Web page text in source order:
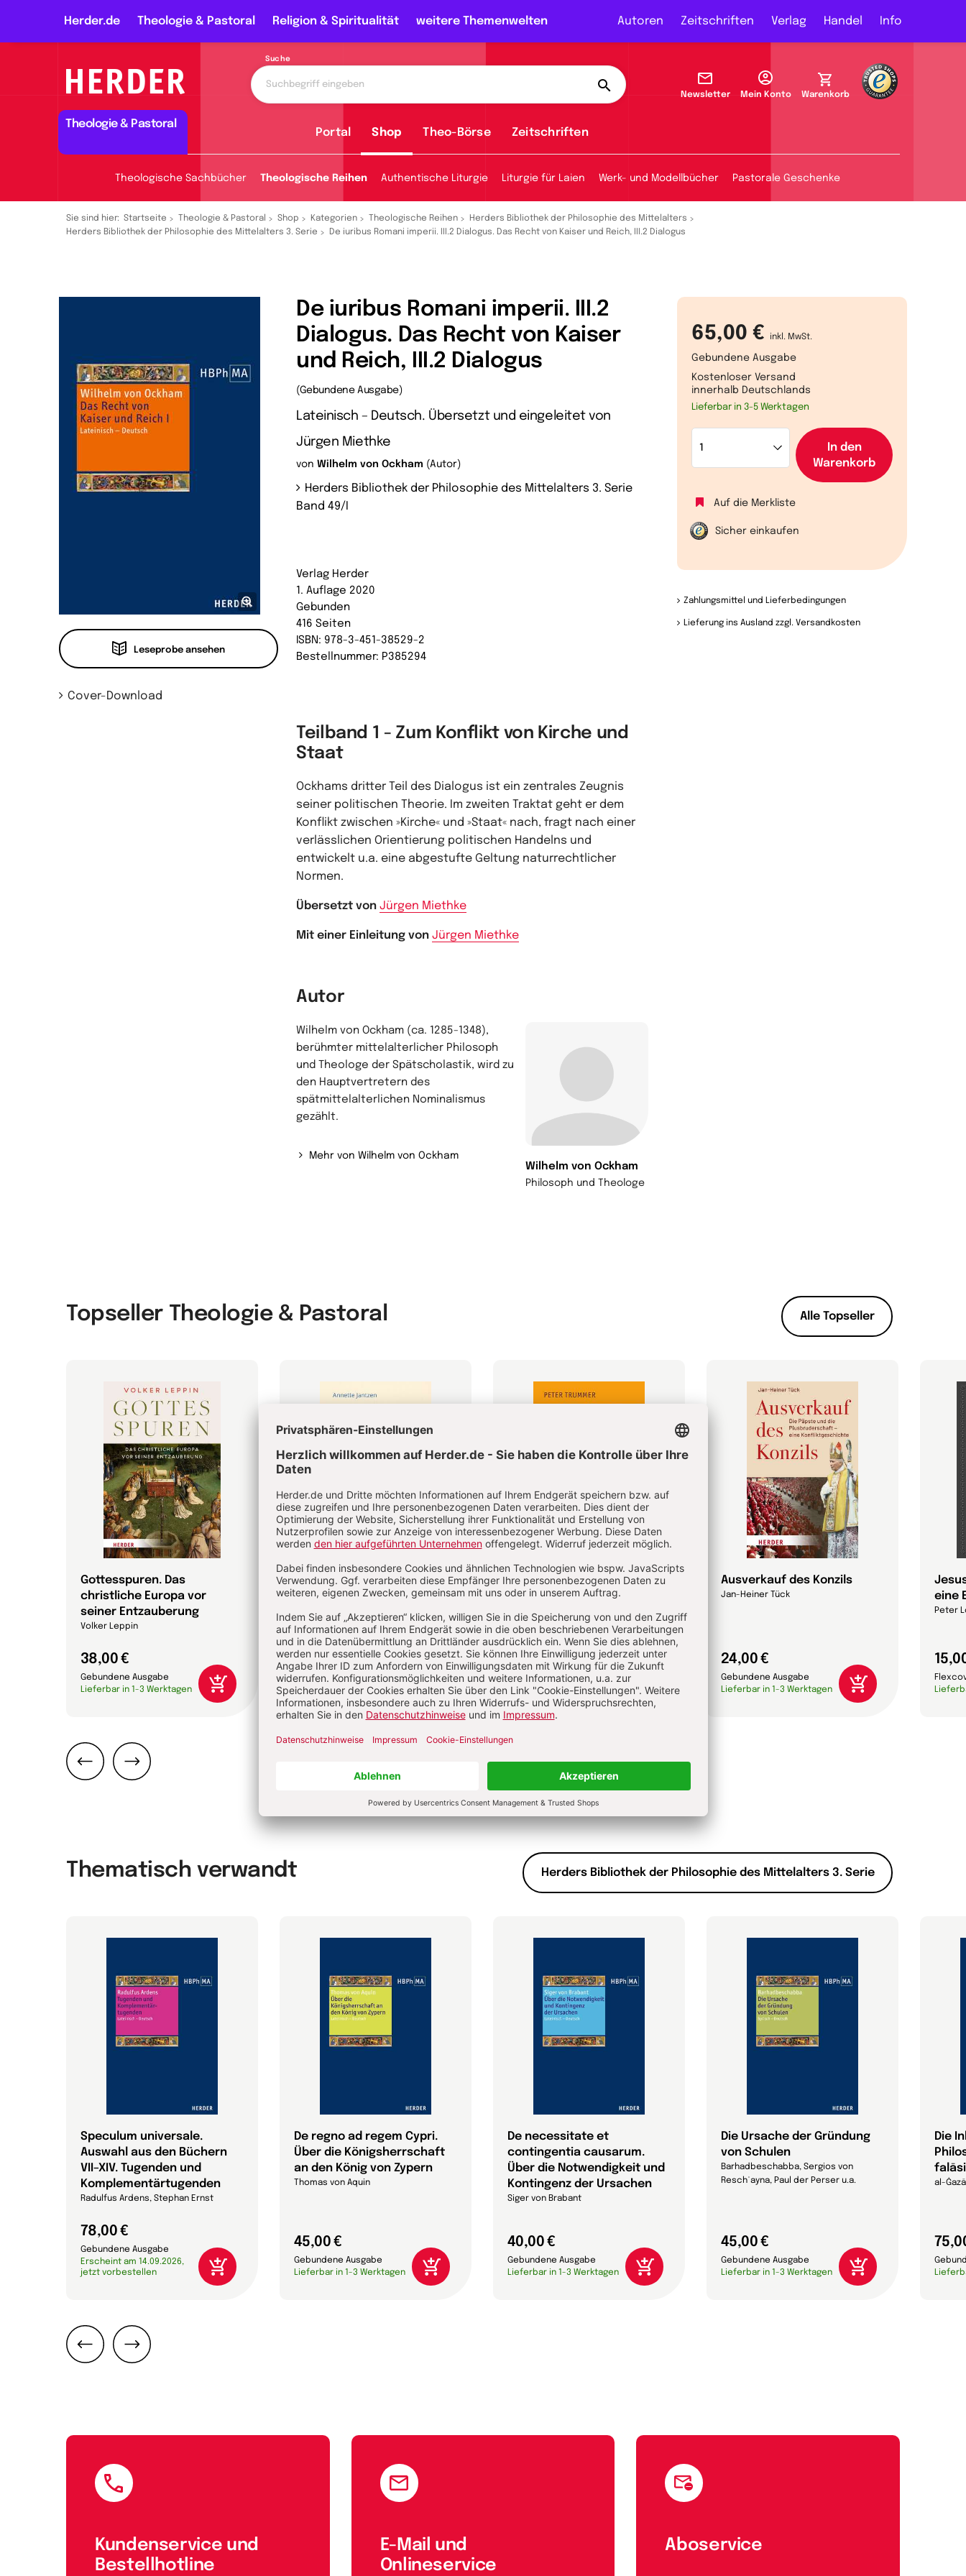
Herder.de Theologie & Pastoral Religion & Spiritualität weitere Themenwelten Autoren Zeitschriften Verlag Handel Info
Suche
Theologie & Pastoral
Newsletter Mein Konto Warenkorb
Portal Shop Theo-Börse Zeitschriften
Theologische Sachbücher Theologische Reihen Authentische Liturgie Liturgie für Laien Werk- und Modellbücher Pastorale Geschenke
Sie sind hier: Startseite Theologie & Pastoral Shop Kategorien Theologische Reihen
Herders Bibliothek der Philosophie des Mittelalters
Herders Bibliothek der Philosophie des Mittelalters 3. Serie
De iuribus Romani imperii. III.2 Dialogus. Das Recht von Kaiser und Reich, III.2 Dialogus
Leseprobe ansehen
Cover-Download
65,00 € inkl. MwSt.
Gebundene Ausgabe
Kostenloser Versand
innerhalb Deutschlands
Lieferbar in 3-5 Werktagen
In den
Warenkorb
Auf die Merkliste
Sicher einkaufen
Zahlungsmittel und Lieferbedingungen
Lieferung ins Ausland zzgl. Versandkosten
De iuribus Romani imperii. III.2
Dialogus. Das Recht von Kaiser
und Reich, III.2 Dialogus
(Gebundene Ausgabe)
Lateinisch – Deutsch. Übersetzt und eingeleitet von
Jürgen Miethke
von Wilhelm von Ockham (Autor)
Herders Bibliothek der Philosophie des Mittelalters 3. Serie
Band 49/I
Verlag Herder
1. Auflage 2020
Gebunden
416 Seiten
ISBN: 978-3-451-38529-2
Bestellnummer: P385294
Teilband 1 - Zum Konflikt von Kirche und
Staat
Ockhams dritter Teil des Dialogus ist ein zentrales Zeugnis
seiner politischen Theorie. Im zweiten Traktat geht er dem
Konflikt zwischen »Kirche« und »Staat« nach, fragt nach einer
verlässlichen Orientierung politischen Handelns und
entwickelt u.a. eine abgestufte Geltung naturrechtlicher
Normen.
Übersetzt von Jürgen Miethke
Mit einer Einleitung von Jürgen Miethke
Autor
Wilhelm von Ockham
Philosoph und Theologe
Wilhelm von Ockham (ca. 1285-1348),
berühmter mittelalterlicher Philosoph
und Theologe der Spätscholastik, wird zu
den Hauptvertretern des
spätmittelalterlichen Nominalismus
gezählt.
Mehr von Wilhelm von Ockham
Topseller Theologie & Pastoral Alle Topseller
Gottesspuren. Das
christliche Europa vor
seiner Entzauberung
Volker Leppin
38,00 €
Gebundene Ausgabe
Lieferbar in 1-3 Werktagen
Die ignorierten Frauen der
Bibel
24,00 €
Gebundene Ausgabe
Lieferbar in 1-3 Werktagen
Jesus ohne Opfer
Peter Trummer
22,00 €
Gebundene Ausgabe
Lieferbar in 1-3 Werktagen
Ausverkauf des Konzils
Jan-Heiner Tück
24,00 €
Gebundene Ausgabe
Lieferbar in 1-3 Werktagen
eine
Peter
Thematisch verwandt Herders Bibliothek der Philosophie des Mittelalters 3. Serie
Speculum universale.
Auswahl aus den Büchern
VII–XIV. Tugenden und
Komplementärtugenden
Radulfus Ardens, Stephan Ernst
78,00 €
Gebundene Ausgabe
Erscheint am 14.09.2026,
jetzt vorbestellen
De regno ad regem Cypri.
Über die Königsherrschaft
an den König von Zypern
Thomas von Aquin
45,00 €
Gebundene Ausgabe
Lieferbar in 1-3 Werktagen
De necessitate et
contingentia causarum.
Über die Notwendigkeit und
Kontingenz der Ursachen
Siger von Brabant
40,00 €
Gebundene Ausgabe
Lieferbar in 1-3 Werktagen
Die Ursache der Gründung
von Schulen
Barhadbeschabba, Sergios von
Reschʿayna, Paul der Perser u.a.
45,00 €
Gebundene Ausgabe
Lieferbar in 1-3 Werktagen
Die
al-
Kundenservice und
Bestellhotline
E-Mail und
Onlineservice
Aboservice